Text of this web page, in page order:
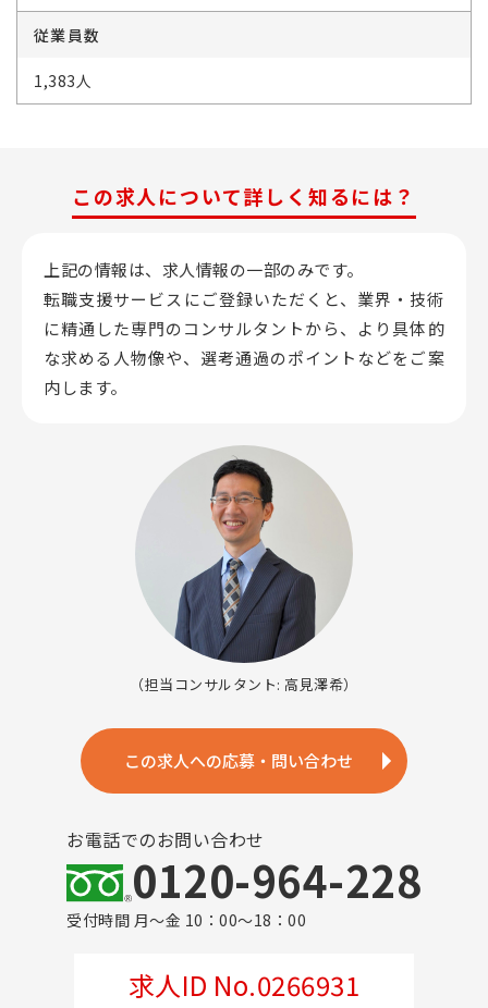
従業員数
1,383人
この求人について詳しく知るには？
上記の情報は、求人情報の一部のみです。
転職支援サービスにご登録いただくと、業界・技術
に精通した専門のコンサルタントから、 より具体的
な求める人物像や、選考通過のポイントなどをご案
内します。
（担当コンサルタント: 高見澤希）
この求人への応募・問い合わせ
お電話でのお問い合わせ
0120-964-228
受付時間 月～金 10：00～18：00
求人ID No.0266931